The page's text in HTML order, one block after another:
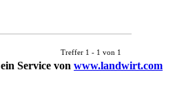
Treffer 1 - 1 von 1
ein Service von www.landwirt.com